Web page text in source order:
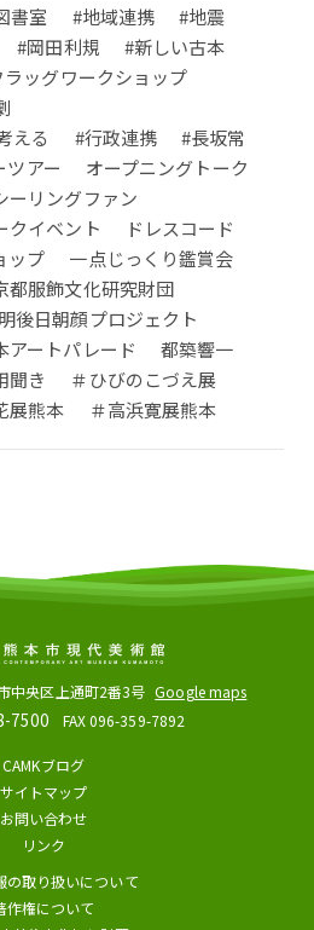
書室 #地域連携
#地震
#岡田利規
#新しい古本
ッグワークショップ
える
#行政連携
#長坂常
ツアー
オープニングトーク
ーリングファン
クイベント
ドレスコード
ップ
一点じっくり鑑賞会
都服飾文化研究財団
明後日朝顔プロジェクト
アートパレード
都築響一
聞き
＃ひびのこづえ展
展熊本 ＃高浜寛展熊本
中央区上通町2番3号 Google maps
7500 FAX 096-359-7892
CAMKブログ
サイトマップ
お問い合わせ
リンク
の取り扱いについて
作権について